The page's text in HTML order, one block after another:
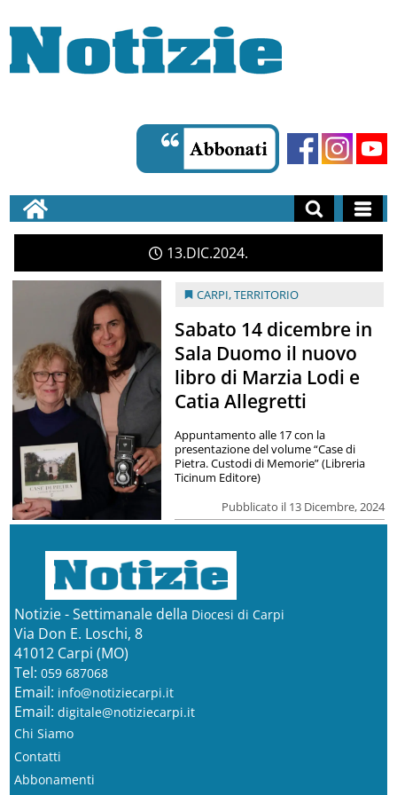
13 DIC2024
CARPI,TERRITORIO
Sabato 14 dicembre in
Sala Duomo il nuovo
libro di Marzia Lodi e
Catia Allegretti
Pubblicato il 13 Dicembre, 2024
Appuntamento alle 17 con la
presentazione del volume “Case di
Pietra. Custodi di Memorie” (Libreria
Ticinum Editore)
Notizie - Settimanale della Diocesi di Carpi
Via Don E. Loschi, 8
41012 Carpi (MO)
Tel: 059 687068
Email: info@notiziecarpi.it
Email: digitale@notiziecarpi.it
Chi Siamo
Contatti
Abbonamenti